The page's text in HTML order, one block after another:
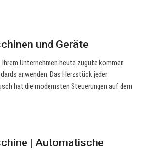
und Geräte
Unternehmen heute zugute kommen
anwenden. Das Herzstück jeder
hat die modernsten Steuerungen auf dem
| Automatische